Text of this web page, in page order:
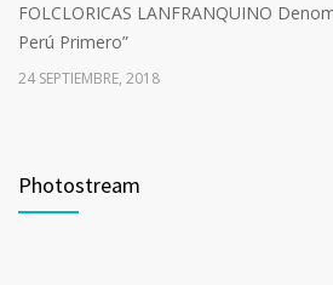
FOLCLORICAS LANFRANQUINO
Perú Primero”
24 SEPTIEMBRE, 2018
Photostream